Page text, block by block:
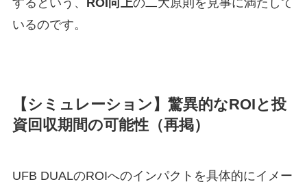
するという、 ROI向上の二大原則を見事に満たして
いるのです。
【シミュレーション】驚異的なROIと投
資回収期間の可能性（再掲）
UFB DUALのROIへのインパクトを具体的にイメー